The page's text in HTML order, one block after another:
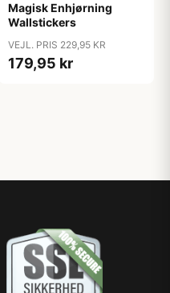
Magisk Enhjørning
Wallstickers
VEJL. PRIS 229,95 KR
179,95 kr